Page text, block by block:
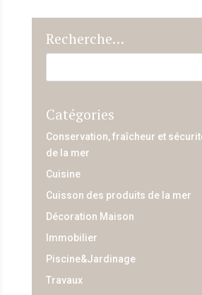
Recherche…
Catégories
Conservation, fraîcheur et
de la mer
Cuisine
Cuisson des produits de la mer
Décoration Maison
Immobilier
Piscine&Jardinage
Travaux